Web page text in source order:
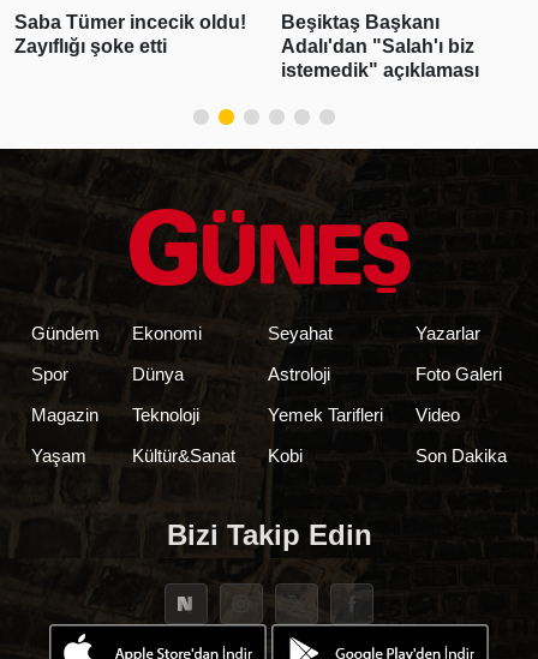
Saba Tümer incecik oldu!
Zayıflığı şoke etti
Beşiktaş Başkanı
Adalı'dan "Salah'ı biz
istemedik" açıklaması
Gündem
Spor
Magazin
Yaşam
Ekonomi
Dünya
Teknoloji
Kültür&Sanat
Seyahat
Astroloji
Yemek Tarifleri
Kobi
Yazarlar
Foto Galeri
Video
Son Dakika
Bizi Takip Edin